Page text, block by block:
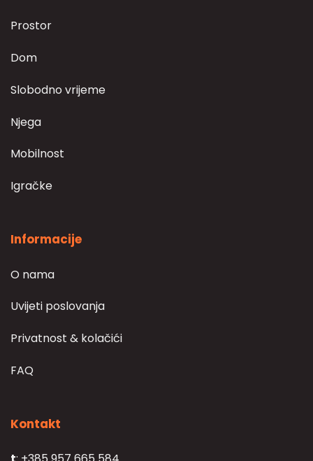
Prostor
Dom
Slobodno vrijeme
Njega
Mobilnost
Igračke
Informacije
O nama
Uvijeti poslovanja
Privatnost & kolačići
FAQ
Kontakt